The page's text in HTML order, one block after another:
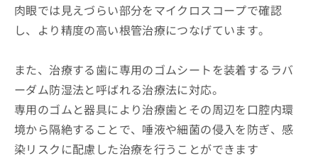
肉眼では見えづらい部分をマイクロスコープで確認
し、より精度の高い根管治療につなげています。
また、治療する歯に専用のゴムシートを装着するラバ
ーダム防湿法と呼ばれる治療法に対応。
専用のゴムと器具により治療歯とその周辺を口腔内環
境から隔絶することで、唾液や細菌の侵入を防ぎ、感
染リスクに配慮した治療を行うことができます